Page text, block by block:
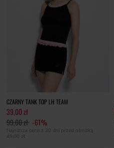
CZARNY TANK TOP LH TEAM
39,00 zł
99,00 zł -61%
Najniższa cena z 30 dni przed obniżką
49,00 zł